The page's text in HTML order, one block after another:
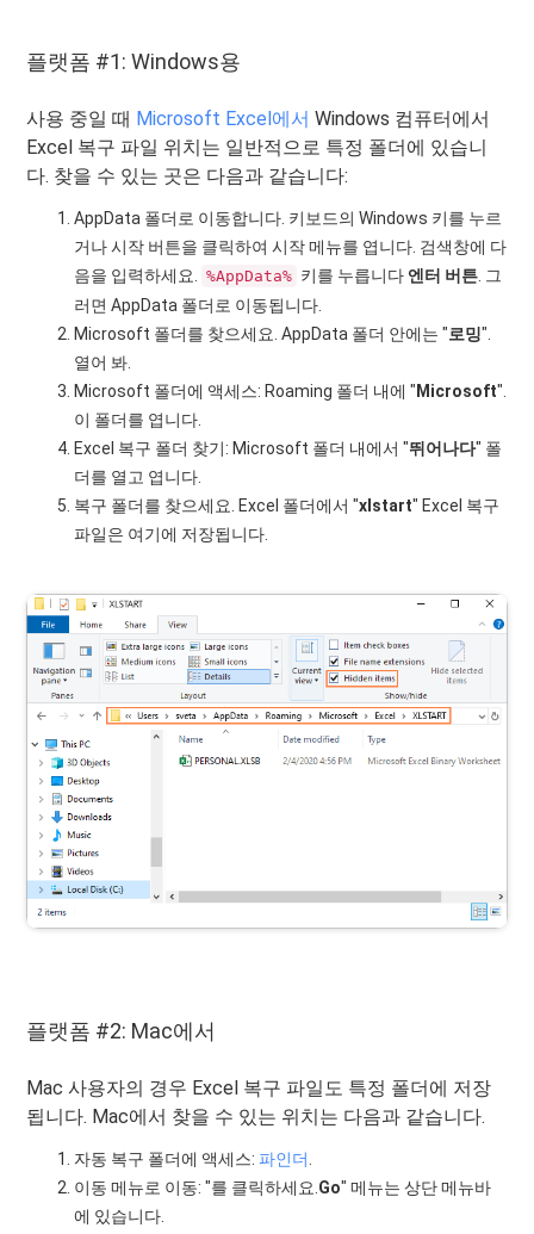
플랫폼 #1: Windows용
사용 중일 때 Microsoft Excel에서 Windows 컴퓨터에서
Excel 복구 파일 위치는 일반적으로 특정 폴더에 있습니
다. 찾을 수 있는 곳은 다음과 같습니다:
AppData 폴더로 이동합니다. 키보드의 Windows 키를 누르
거나 시작 버튼을 클릭하여 시작 메뉴를 엽니다. 검색창에 다
음을 입력하세요.
%AppData% 키를 누릅니다 엔터 버튼 . 그
러면 AppData 폴더로 이동됩니다.
Microsoft 폴더를 찾으세요. AppData 폴더 안에는 "로밍".
열어 봐.
Microsoft 폴더에 액세스: Roaming 폴더 내에 " Microsoft".
이 폴더를 엽니다.
Excel 복구 폴더 찾기: Microsoft 폴더 내에서 "뛰어나다" 폴
더를 열고 엽니다.
복구 폴더를 찾으세요. Excel 폴더에서 "xlstart" Excel 복구
파일은 여기에 저장됩니다.
플랫폼 #2: Mac에서
Mac 사용자의 경우 Excel 복구 파일도 특정 폴더에 저장
됩니다. Mac에서 찾을 수 있는 위치는 다음과 같습니다.
자동 복구 폴더에 액세스:파인더
이동 메뉴로 이동: "를 클릭하세요. Go" 메뉴는 상단 메뉴바
에 있습니다.